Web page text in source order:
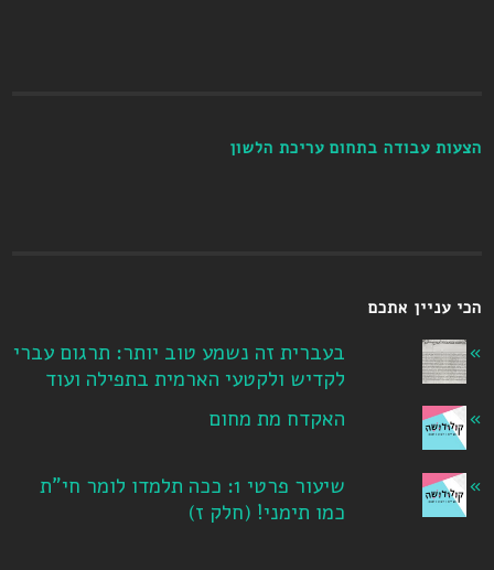
הצעות עבודה בתחום עריכת הלשון
הכי עניין אתכם
בעברית זה נשמע טוב יותר: תרגום עברי
לקדיש ולקטעי הארמית בתפילה ועוד
האקדח מת מחום
שיעור פרטי 1: ככה תלמדו לומר חי"ת
כמו תימני! ‏(חלק ז‏)